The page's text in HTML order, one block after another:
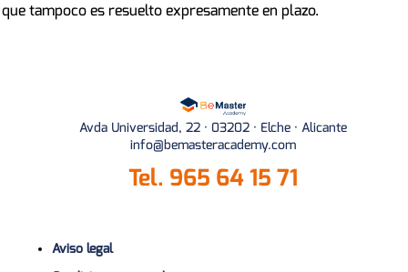
que tampoco es resuelto expresamente en plazo.
Avda Universidad, 22 · 03202 · Elche · Alicante
info@bemasteracademy.com
Tel. 965 64 15 71
Aviso legal